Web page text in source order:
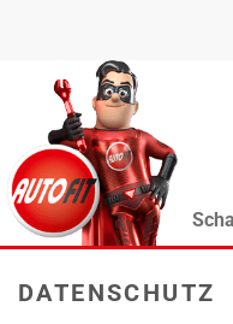
DATENSCHUTZ